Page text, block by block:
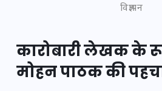
विज्ञापन
कारोबारी लेखक के
मोहन पाठक की